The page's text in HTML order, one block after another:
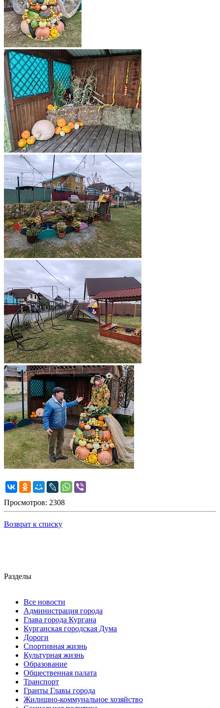
Просмотров: 2308
Возврат к списку
Разделы
Все новости
Администрация города
Глава города Кургана
Курганская городская Дума
Дороги
Спортивная жизнь
Культурная жизнь
Образование
Общественная палата
Транспорт
Гранты Главы города
Жилищно-коммунальное хозяйство